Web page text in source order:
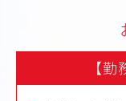
【勤